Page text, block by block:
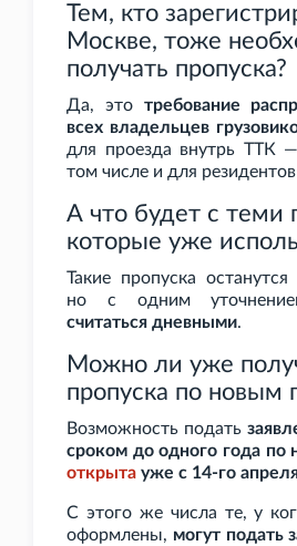
Тем, кто
Москве, тоже
получать пропуска?
Да, это требование
всех владельцев
для проезда внутрь ТТК
том числе и для
А что будет с теми
которые уже
Такие пропуска
но с одним
считаться дневными.
Можно ли уже
пропуска по новым
Возможность подать
сроком до одного года по
открыта уже с 14-го
С этого же числа те, у
оформлены, могут подать